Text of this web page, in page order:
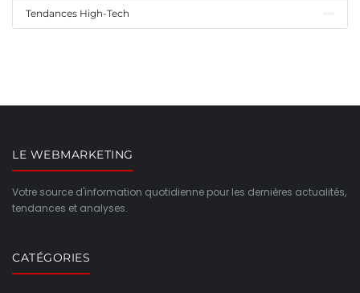
Tendances High-Tech
LE WEBMARKETING
Votre source d'information quotidienne pour les dernières actualités,
tendances et analyses.
CATÉGORIES